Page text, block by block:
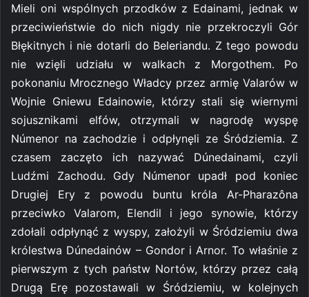
Mieli oni wspólnych przodków z Edainami, jednak w
przeciwieństwie do nich nigdy nie przekroczyli Gór
Błękitnych i nie dotarli do Beleriandu. Z tego powodu
nie wzięli udziału w walkach z Morgothem. Po
pokonaniu Mrocznego Władcy przez armię Valarów w
Wojnie Gniewu Edainowie, którzy stali się wiernymi
sojusznikami elfów, otrzymali w nagrodę wyspę
Númenor na zachodzie i odpłynęli ze Śródziemia. Z
czasem zaczęto ich nazywać Dúnedainami, czyli
Ludźmi Zachodu. Gdy Númenor upadł pod koniec
Drugiej Ery z powodu buntu króla Ar-Pharazôna
przeciwko Valarom, Elendil i jego synowie, którzy
zdołali odpłynąć z wyspy, założyli w Śródziemiu dwa
królestwa Dúnedainów – Gondor i Arnor. To właśnie z
pierwszym z tych państw Nortów, którzy przez całą
Drugą Erę pozostawali w Śródziemiu, w kolejnych